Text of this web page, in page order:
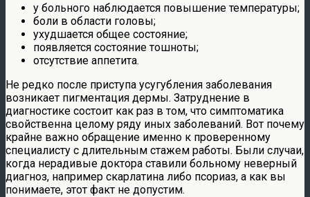
у больного наблюдается повышение температуры;
боли в области головы;
ухудшается общее состояние;
появляется состояние тошноты;
отсутствие аппетита.
Не редко после приступа усугубления заболевания
возникает пигментация дермы. Затруднение в
диагностике состоит как раз в том, что симптоматика
свойственна целому ряду иных заболеваний. Вот почему
крайне важно обращение именно к проверенному
специалисту с длительным стажем работы. Были случаи,
когда нерадивые доктора ставили больному неверный
диагноз, например скарлатина либо псориаз, а как вы
понимаете, этот факт не допустим.